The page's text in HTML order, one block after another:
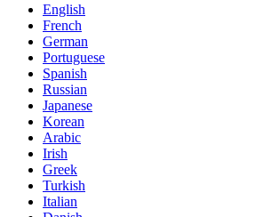
English
French
German
Portuguese
Spanish
Russian
Japanese
Korean
Arabic
Irish
Greek
Turkish
Italian